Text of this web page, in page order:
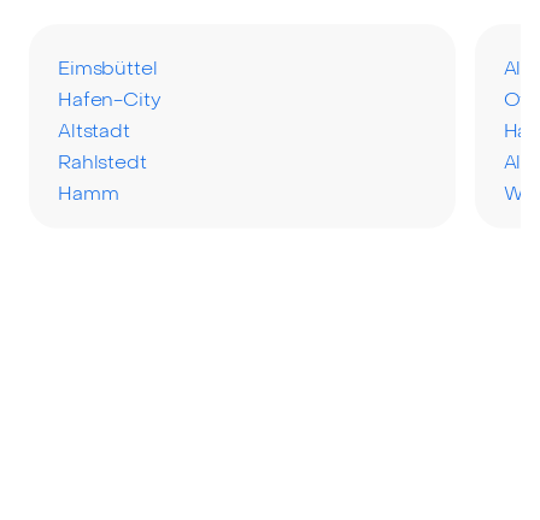
Eimsbüttel
Hafen-City
Altstadt
Rahlstedt
Hamm